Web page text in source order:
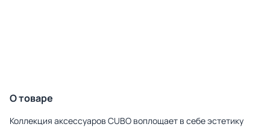
О товаре
Коллекция аксессуаров CUBO воплощает в себе эстетику